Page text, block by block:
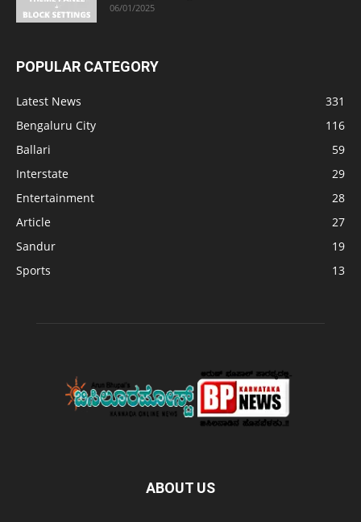
06/01/2025
POPULAR CATEGORY
Latest News
331
Bengaluru City
116
Ballari
59
Interstate
29
Entertainment
28
Article
27
Sandur
19
Sports
13
ABOUT US